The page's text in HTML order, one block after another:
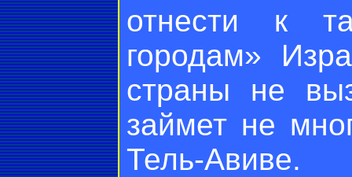
отнести к
городам»
страны не
займет не
Тель-Авиве.